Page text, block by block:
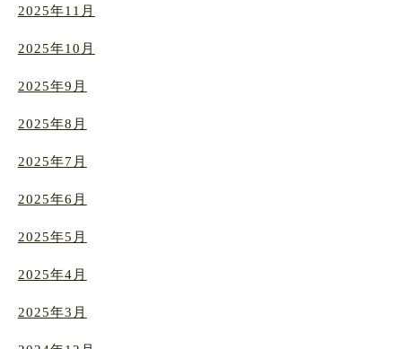
2025年11月
2025年10月
2025年9月
2025年8月
2025年7月
2025年6月
2025年5月
2025年4月
2025年3月